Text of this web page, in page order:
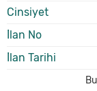
Cinsiyet
İlan No
İlan Tarihi